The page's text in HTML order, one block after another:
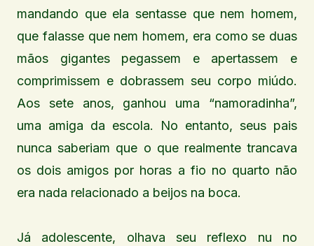
mandando que ela sentasse que nem homem,
que falasse que nem homem, era como se duas
mãos gigantes pegassem e apertassem e
comprimissem e dobrassem seu corpo miúdo.
Aos sete anos, ganhou uma “namoradinha”,
uma amiga da escola. No entanto, seus pais
nunca saberiam que o que realmente trancava
os dois amigos por horas a fio no quarto não
era nada relacionado a beijos na boca.
Já adolescente, olhava seu reflexo nu no